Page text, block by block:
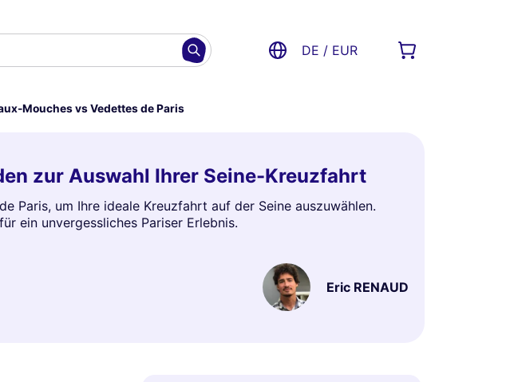
DE / EUR
Mouches vs Vedettes de Paris
zur Auswahl Ihrer Seine-Kreuzfahrt
Paris, um Ihre ideale Kreuzfahrt auf der Seine auszuwählen.
ein unvergessliches Pariser Erlebnis.
Eric RENAUD